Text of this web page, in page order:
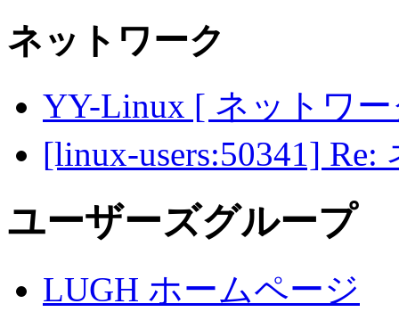
ネットワーク
YY-Linux [ ネットワ
[linux-users:50341]
ユーザーズグループ
LUGH ホームページ